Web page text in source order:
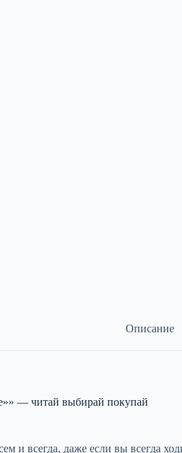
Описание
— читай выбирай покупай
и всегда, даже если вы всегда